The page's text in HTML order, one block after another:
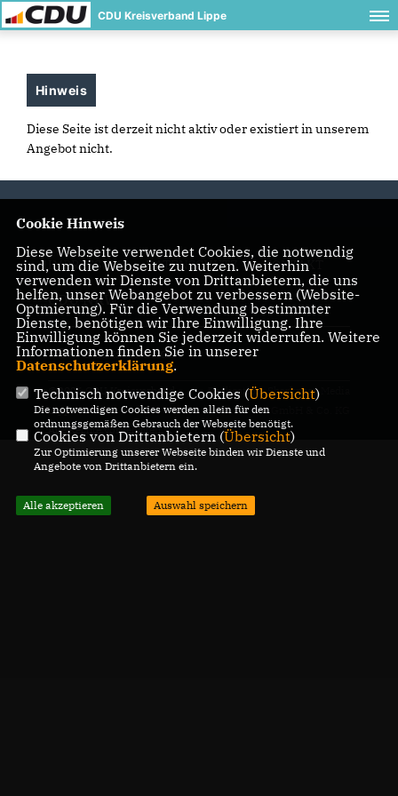
CDU Kreisverband Lippe
Hinweis
Diese Seite ist derzeit nicht aktiv oder existiert in unserem
Angebot nicht.
IMPRESSUM DATENSCHUTZ KONTAKT
CDU NRW
CDU Deutschlands
@2026 CDU Kreisverband
Lippe
Alle Rechte vorbehalten.
Realisation: Sharkness Media
Cookie Hinweis
Diese Webseite verwendet Cookies, die notwendig
sind, um die Webseite zu nutzen. Weiterhin
verwenden wir Dienste von Drittanbietern, die uns
helfen, unser Webangebot zu verbessern (Website-
Optmierung). Für die Verwendung bestimmter
Dienste, benötigen wir Ihre Einwilligung. Ihre
Einwilligung können Sie jederzeit widerrufen. Weitere
Informationen finden Sie in unserer
Datenschutzerklärung.
Technisch notwendige Cookies (Übersicht)
Die notwendigen Cookies werden allein für den
ordnungsgemäßen Gebrauch der Webseite benötigt.
Cookies von Drittanbietern (Übersicht)
Zur Optimierung unserer Webseite binden wir Dienste und
Angebote von Drittanbietern ein.
Alle akzeptieren Auswahl speichern